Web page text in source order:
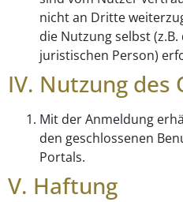
nicht an Dritte
die Nutzung selbst
juristischen Person)
IV. Nutzung des
Mit der Anmeldung
den geschlossenen
Portals.
V. Haftung